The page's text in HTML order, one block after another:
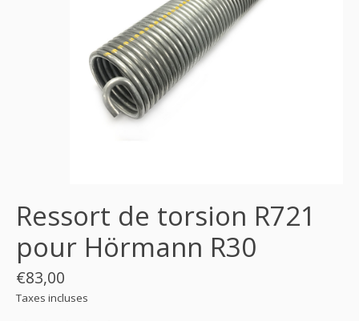
Ressort de torsion R721
pour Hörmann R30
€83,00
Taxes incluses